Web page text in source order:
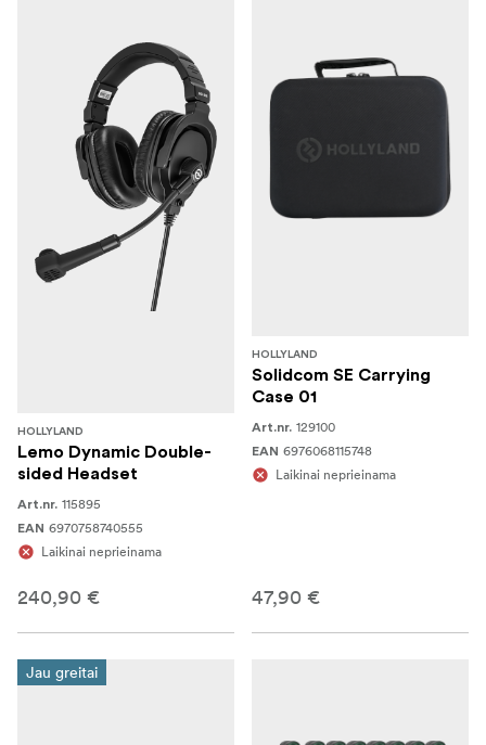
HOLLYLAND
Lemo Dynamic Double-
sided Headset
Art.nr. 115895
EAN 6970758740555
Laikinai neprieinama
240,90 €
HOLLYLAND
Solidcom SE Carrying
Case 01
Art.nr. 129100
EAN 6976068115748
Laikinai neprieinama
47,90 €
Jau greitai